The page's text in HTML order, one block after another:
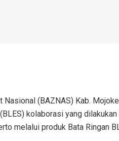
Nasional (BAZNAS) Kab.
kolaborasi yang
melalui produk Bata Ringan